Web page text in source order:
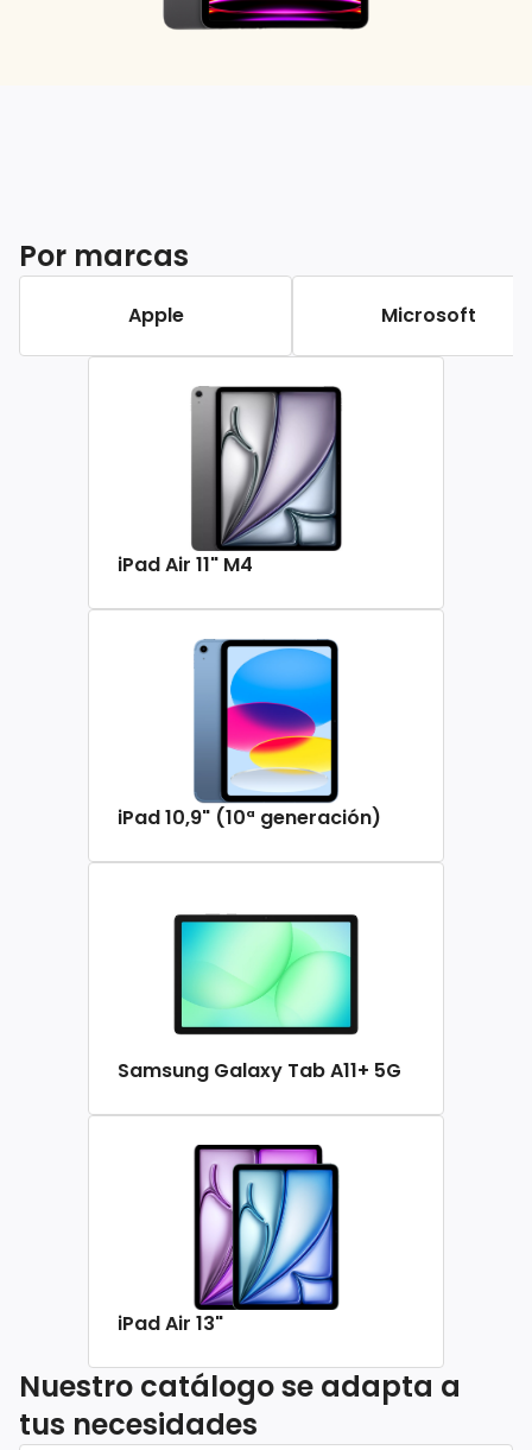
Por marcas
Apple Microsoft
iPad Air 11" M4
iPad 10,9" (10ª generación)
Samsung Galaxy Tab A11+ 5G
iPad Air 13"
Nuestro catálogo se adapta a
tus necesidades